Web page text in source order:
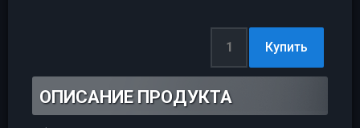
ОПИСАНИЕ ПРОДУКТА